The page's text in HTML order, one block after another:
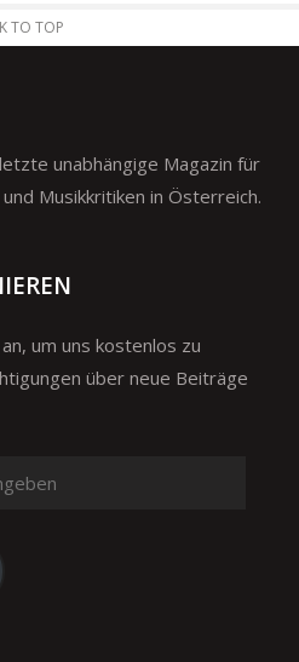
TO TOP
unabhängige Magazin für
Musikkritiken in Österreich.
um uns kostenlos zu
über neue Beiträge